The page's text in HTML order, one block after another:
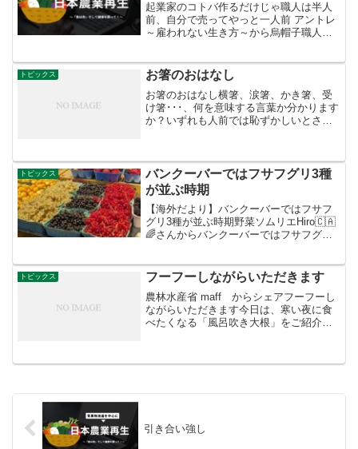
起業家のコトバ作るだけじゃ職人は半人
前、自分で売ってやっと一人前 アントレ
～雇われない生き方～から烏帽子職人、
だけの職人。やってみると、売る方がつ
くるよりも難しいこ...
トピックス お箸のおはなし
お箸のおはなし横箸、涙箸、かき箸、受
け箸･･･、何を意味する言葉か分かります
か？いずれも人前では恥ずかしいとされ
ようと思う担当Tでし...
トピックス
バンクーバーではフサフグリ3種
が並ぶ時期
【海外だより】バンクーバーではフサフ
グリ3種が並ぶ時期野菜ソムリエHiro🇨🇦
🌈さんからバンクーバーではフサフグリ3
を感じられる大切な果物です。
トピックス フーフーしながらいただきます
農林水産省 maff からシェアフーフーし
ながらいただきます今日は、寒い夜に食
べたくなる「風呂吹き大根」をご紹介し
引き合い強し